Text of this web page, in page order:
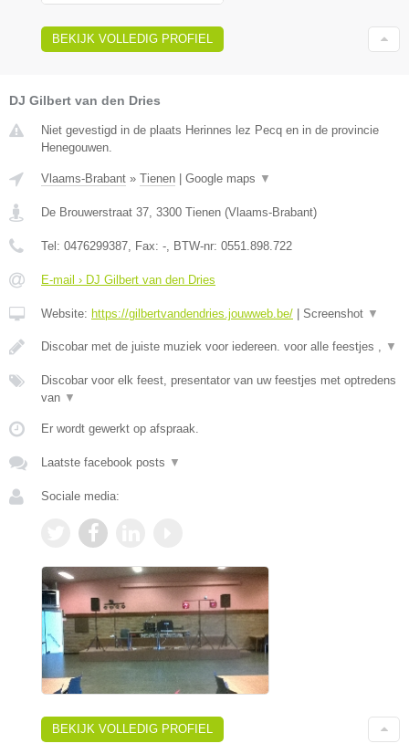
BEKIJK VOLLEDIG PROFIEL
DJ Gilbert van den Dries
Niet gevestigd in de plaats Herinnes lez Pecq en in de provincie
Henegouwen.
Vlaams-Brabant » Tienen Google maps ▼
De Brouwerstraat 37 3300 Tienen (Vlaams-Brabant)
Tel: 0476299387 , Fax: - , BTW-nr: 0551.898.722
E-mail › DJ Gilbert van den Dries
Website: https://gilbertvandendries.jouwweb.be/ Screenshot ▼
Discobar met de juiste muziek voor iedereen. voor alle feestjes , ▼
Discobar voor elk feest, presentator van uw feestjes met optredens
van ▼
Er wordt gewerkt op afspraak.
Laatste facebook posts ▼
Sociale media:
BEKIJK VOLLEDIG PROFIEL